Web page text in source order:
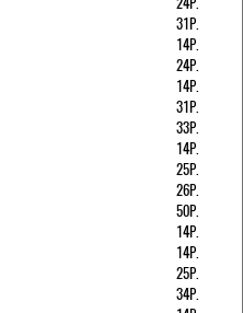
31Р.
14Р.
24Р.
14Р.
31Р.
33Р.
14Р.
25Р.
26Р.
50Р.
14Р.
14Р.
25Р.
34Р.